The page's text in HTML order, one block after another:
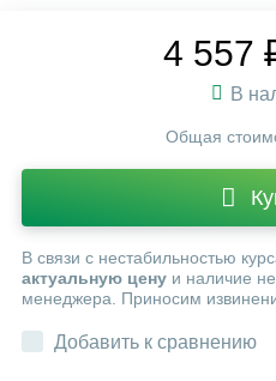
4 557
В
Общая
В связи с нестабильностью
актуальную цену и наличие
менеджера. Приносим
Добавить к сравнению